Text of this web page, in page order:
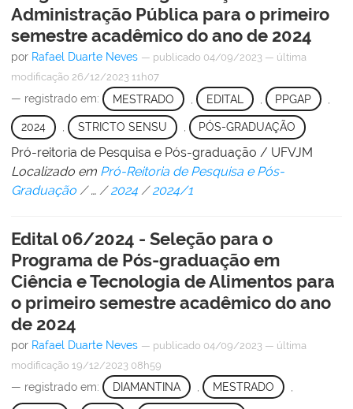
Administração Pública para o primeiro
semestre acadêmico do ano de 2024
por Rafael Duarte Neves — publicado 04/09/2023 — última
modificação 26/12/2023 11h07
— registrado em: MESTRADO EDITAL PPGAP
2024 , STRICTO SENSU , PÓS-GRADUAÇÃO
Pró-reitoria de Pesquisa e Pós-graduação / UFVJM
Localizado em Pró-Reitoria de Pesquisa e Pós-
Graduação /… /2024 /2024/1
Edital 06/2024 - Seleção para o
Programa de Pós-graduação em
Ciência e Tecnologia de Alimentos para
o primeiro semestre acadêmico do ano
de 2024
por Rafael Duarte Neves — publicado 04/09/2023 — última
modificação 19/12/2023 08h59
— registrado em: DIAMANTINA MESTRADO